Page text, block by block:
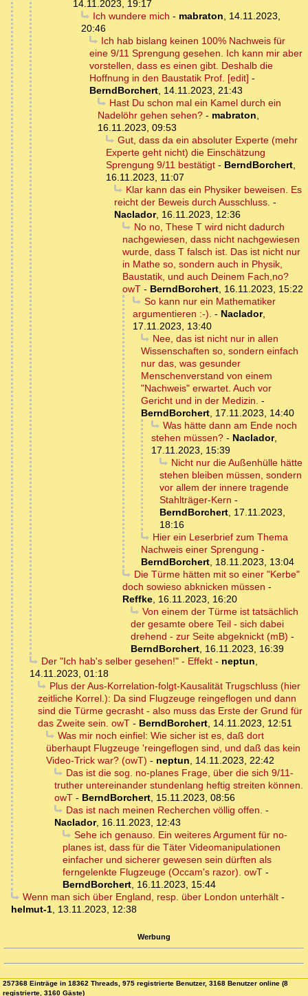
14.11.2023, 19:17
Ich wundere mich - mabraton, 14.11.2023,
20:46
Ich hab bislang keinen 100% Nachweis für
eine 9/11 Sprengung gesehen. Ich kann mir aber
vorstellen, dass es einen gibt. Deshalb die
Hoffnung in den Baustatik Prof. [edit] -
BerndBorchert, 14.11.2023, 21:43
Hast Du schon mal ein Kamel durch ein
Nadelöhr gehen sehen? - mabraton,
16.11.2023, 09:53
Gut, dass da ein absoluter Experte (mehr
Experte geht nicht) die Einschätzung
Sprengung 9/11 bestätigt - BerndBorchert,
16.11.2023, 11:07
Klar kann das ein Physiker beweisen. Es
reicht der Beweis durch Ausschluss. -
Naclador, 16.11.2023, 12:36
No no, These T wird nicht dadurch
nachgewiesen, dass nicht nachgewiesen
wurde, dass T falsch ist. Das ist nicht nur
in Mathe so, sondern auch in Physik,
Baustatik, und auch Deinem Fach,no?
owT - BerndBorchert, 16.11.2023, 15:22
So kann nur ein Mathematiker
argumentieren :-). - Naclador,
17.11.2023, 13:40
Nee, das ist nicht nur in allen
Wissenschaften so, sondern einfach
nur das, was gesunder
Menschenverstand von einem
"Nachweis" erwartet. Auch vor
Gericht und in der Medizin. -
BerndBorchert, 17.11.2023, 14:40
Was hätte dann am Ende noch
stehen müssen? - Naclador,
17.11.2023, 15:39
Nicht nur die Außenhülle hätte
stehen bleiben müssen, sondern
vor allem der innere tragende
Stahlträger-Kern -
BerndBorchert, 17.11.2023,
18:16
Hier ein Leserbrief zum Thema
Nachweis einer Sprengung -
BerndBorchert, 18.11.2023, 13:04
Die Türme hätten mit so einer "Kerbe"
doch sowieso abknicken müssen -
Reffke, 16.11.2023, 16:20
Von einem der Türme ist tatsächlich
der gesamte obere Teil - sich dabei
drehend - zur Seite abgeknickt (mB) -
BerndBorchert, 16.11.2023, 16:39
Der "Ich hab's selber gesehen!" - Effekt- neptun,
14.11.2023, 01:18
Plus der Aus-Korrelation-folgt-Kausalität Trugschluss (hier
zeitliche Korrel.): Da sind Flugzeuge reingeflogen und dann
sind die Türme gecrasht - also muss das Erste der Grund für
das Zweite sein. owT - BerndBorchert, 14.11.2023, 12:51
Was mir noch einfiel: Wie sicher ist es, daß dort
überhaupt Flugzeuge 'reingeflogen sind, und daß das kein
Video-Trick war? (owT) - neptun, 14.11.2023, 22:42
Das ist die sog. no-planes Frage, über die sich 9/11-
truther untereinander stundenlang heftig streiten können.
owT - BerndBorchert, 15.11.2023, 08:56
Das ist nach meinen Recherchen völlig offen. -
Naclador, 16.11.2023, 12:43
Sehe ich genauso. Ein weiteres Argument für no-
planes ist, dass für die Täter Videomanipulationen
einfacher und sicherer gewesen sein dürften als
ferngelenkte Flugzeuge (Occam's razor). owT -
BerndBorchert, 16.11.2023, 15:44
Wenn man sich über England, resp. über London unterhält-
helmut-1, 13.11.2023, 12:38
Werbung
257368 Einträge in 18362 Threads, 975 registrierte Benutzer, 3168 Benutzer online (8
registrierte, 3160 Gäste)